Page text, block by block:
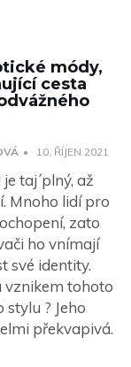
módy,
cesta
10. ŘÍJEN 2021
taj´plný, až
Mnoho lidí pro
zato
ho vnímají
své identity.
vznikem tohoto
? Jeho
překvapivá.